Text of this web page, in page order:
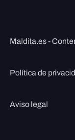
Maldita.es -
Política de
Aviso legal